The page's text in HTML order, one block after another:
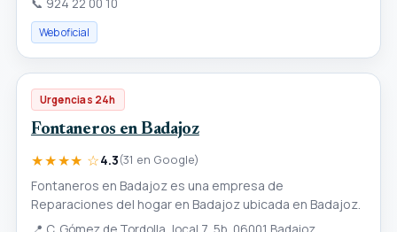
📞 924 22 00 10
Web oficial
Urgencias 24h
Fontaneros en Badajoz
★★★★ ☆4.3(31 en Google)
Fontaneros en Badajoz es una empresa de
Reparaciones del hogar en Badajoz ubicada en Badajoz.